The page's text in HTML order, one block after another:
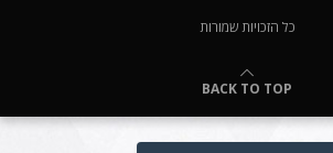
כל הזכויות שמורות
BACK TO TOP